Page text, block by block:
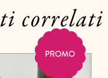
correlati
PROMO